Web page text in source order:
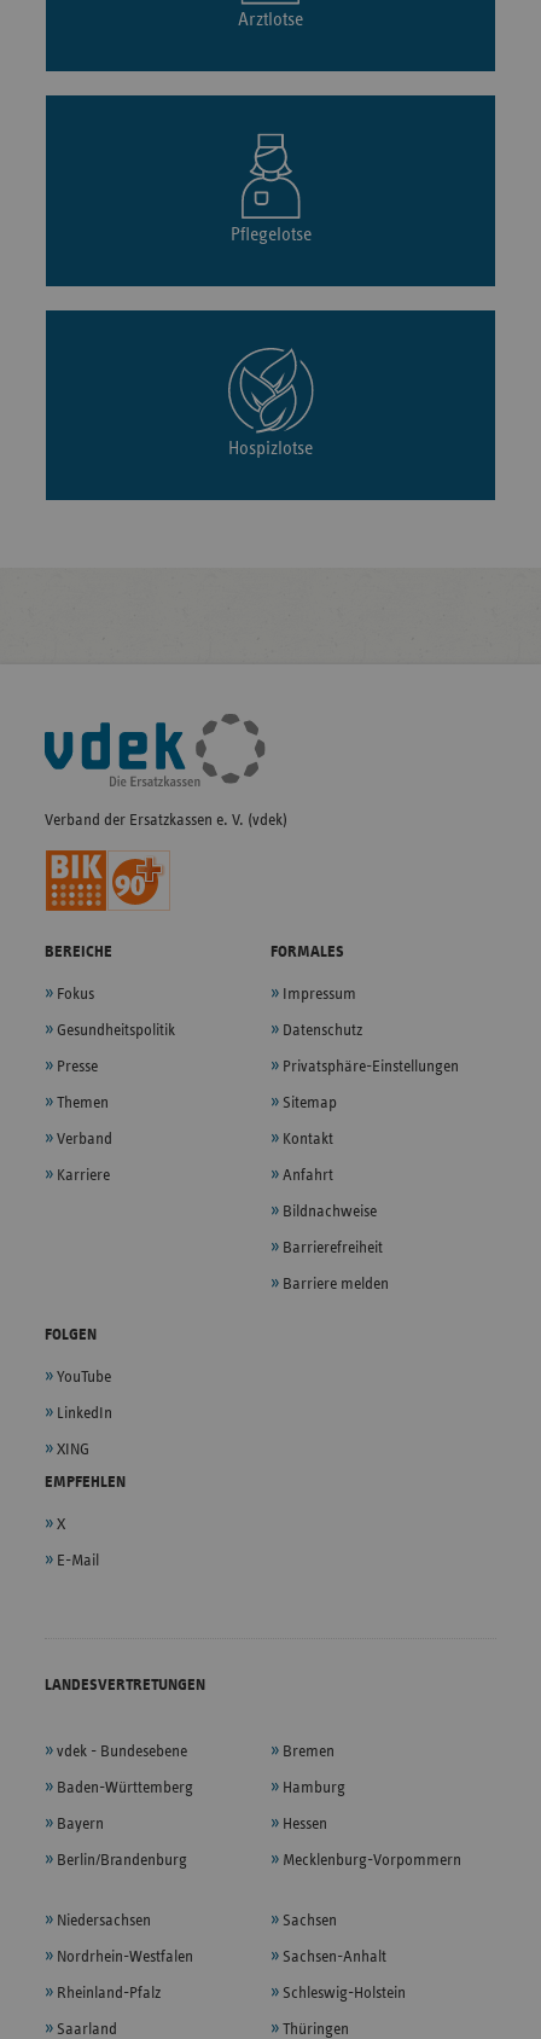
Arztlotse
Pflegelotse
Hospizlotse
Fußleisten-
Navigation
Verband der Ersatzkassen e. V. (vdek)
BEREICHE
Fokus
Gesundheitspolitik
Presse
Themen
Verband
Karriere
FORMALES
Impressum
Datenschutz
Privatsphäre-Einstellungen
Sitemap
Kontakt
Anfahrt
Bildnachweise
Barrierefreiheit
Barriere melden
FOLGEN
YouTube
LinkedIn
XING
EMPFEHLEN
X
E-Mail
LANDESVERTRETUNGEN
vdek - Bundesebene
Baden-Württemberg
Bayern
Berlin/Brandenburg
Bremen
Hamburg
Hessen
Mecklenburg-Vorpommern
Niedersachsen
Nordrhein-Westfalen
Rheinland-Pfalz
Saarland
Sachsen
Sachsen-Anhalt
Schleswig-Holstein
Thüringen